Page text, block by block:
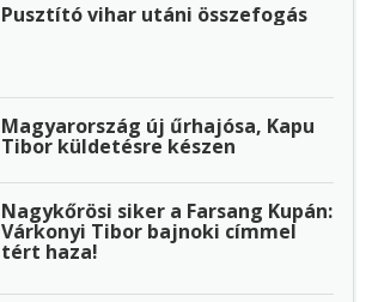
Pusztító vihar utáni összefogás
Magyarország új űrhajósa, Kapu
Tibor küldetésre készen
Nagykőrösi siker a Farsang Kupán:
Várkonyi Tibor bajnoki címmel
tért haza!